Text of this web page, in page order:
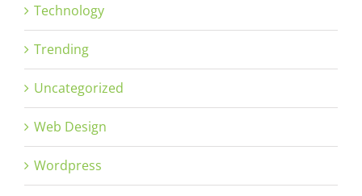
Technology
Trending
Uncategorized
Web Design
Wordpress